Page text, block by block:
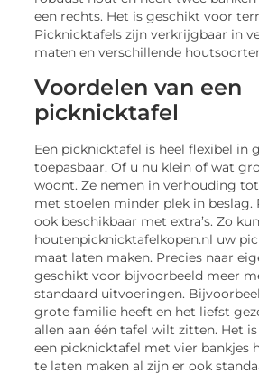
een rechts. Het is geschikt voor
Picknicktafels zijn verkrijgbaar in
maten en verschillende
Voordelen van een
picknicktafel
Een picknicktafel is heel flexibel in
toepasbaar. Of u nu klein of wat
woont. Ze nemen in verhouding
met stoelen minder plek in beslag.
ook beschikbaar met extra’s. Zo
houtenpicknicktafelkopen.nl uw
maat laten maken. Precies naar
geschikt voor bijvoorbeeld meer
standaard uitvoeringen.
grote familie heeft en het liefst
allen aan één tafel wilt zitten. Het
een picknicktafel met vier bankjes
te laten maken al zijn er ook